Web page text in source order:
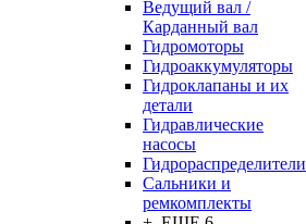
Ведущий вал /
Карданный вал
Гидромоторы
Гидроаккумуляторы
Гидроклапаны и их
детали
Гидравлические
насосы
Гидрораспределители
Сальники и
ремкомплекты